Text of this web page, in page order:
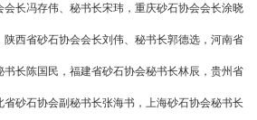
长冯存伟、秘书长宋玮，重庆砂石协会会长涂晓
西省砂石协会会长刘伟、秘书长郭德选，河南省
长陈国民，福建省砂石协会秘书长林辰，贵州省
砂石协会副秘书长张海书，上海砂石协会秘书长